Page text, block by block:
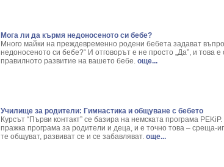
Мога ли да кърмя недоносеното си бебе?
Много майки на преждевременно родени бебета задават
недоносеното си бебе?“ И отговорът е не просто „Да”, и това
правилното развитие на вашето бебе. още...
Училище за родители: Гимнастика и общуване с бебето
Курсът “Първи контакт” се базира на немската програма
пражка програма за родители и деца, и е точно това – среща-
те общуват, развиват се и се забавляват. още...